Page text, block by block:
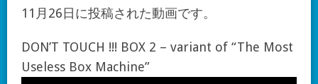
11月26日に投稿された動画です。
DON’T TOUCH !!! BOX 2 – variant of “The Most
Useless Box Machine”